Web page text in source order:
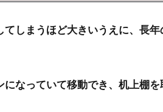
てしまうほど大きいうえに、長
になっていて移動でき、机上棚